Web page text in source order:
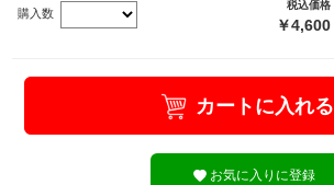
購入数
税込価格
￥4,600
カートに入れる
お気に入りに登録